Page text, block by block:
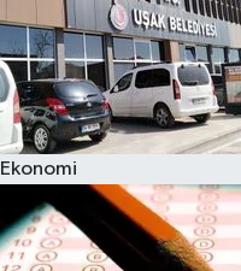
Ekonomi